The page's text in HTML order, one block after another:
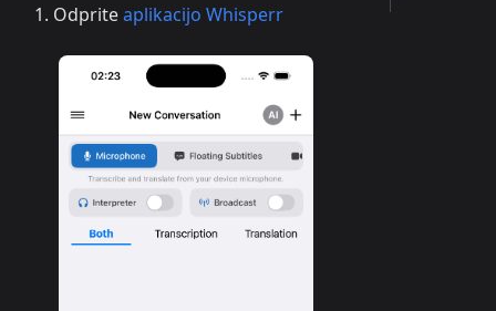
Odpriteaplikacijo Whisperr